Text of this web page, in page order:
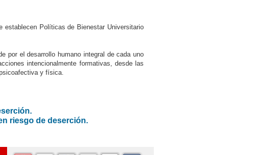
establecen Políticas de Bienestar Universitario
por el desarrollo humano integral de cada uno
intencionalmente formativas, desde las
y física.
riesgo de deserción.